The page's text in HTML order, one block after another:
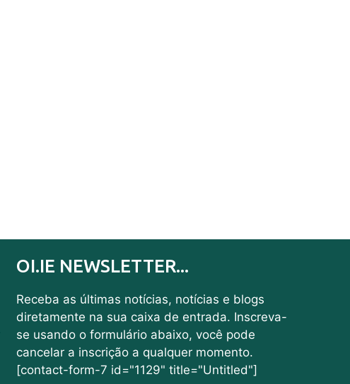
OI.IE NEWSLETTER...
Receba as últimas notícias, notícias e blogs
diretamente na sua caixa de entrada. Inscreva-
se usando o formulário abaixo, você pode
cancelar a inscrição a qualquer momento.
[contact-form-7 id="1129" title="Untitled"]